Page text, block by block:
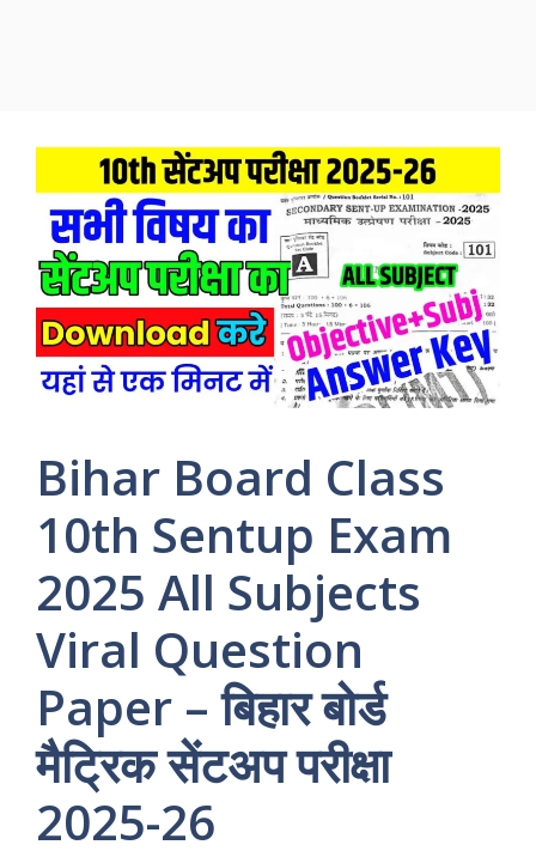
Bihar Board Class
10th Sentup Exam
2025 All Subjects
Viral Question
Paper – बिहार बोर्ड
मैट्रिक सेंटअप परीक्षा
2025-26